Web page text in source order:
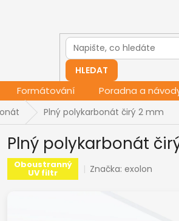
HLEDAT
Formátování Poradna a
Plný polykarbonát čirý 2 mm
Plný polykarbonát
Oboustranný
UV filtr Značka: exolon